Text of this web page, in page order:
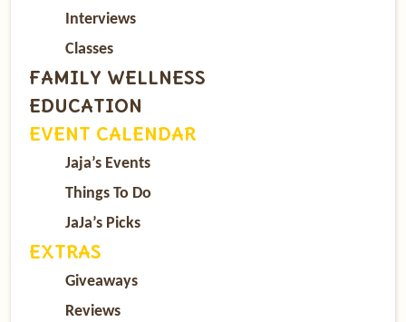
Interviews
Classes
FAMILY WELLNESS
EDUCATION
EVENT CALENDAR
Jaja’s Events
Things To Do
JaJa’s Picks
EXTRAS
Giveaways
Reviews